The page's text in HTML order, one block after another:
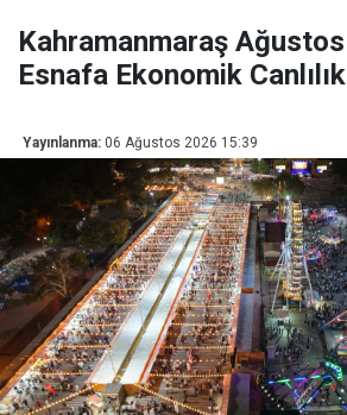
Kahramanmaraş Ağustos
Esnafa Ekonomik
Yayınlanma: 06 Ağustos 2026 15:39